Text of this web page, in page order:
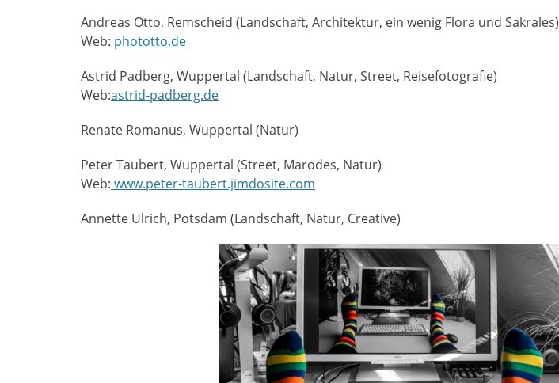
Andreas Otto, Remscheid (Landschaft, Architektur, ein wenig Flora und Sakrales)
Web: phototto.de
Astrid Padberg, Wuppertal (Landschaft, Natur, Street, Reisefotografie)
Web:astrid-padberg.de
Renate Romanus, Wuppertal (Natur)
Peter Taubert, Wuppertal (Street, Marodes, Natur)
Web: www.peter-taubert.jimdosite.com
Annette Ulrich, Potsdam (Landschaft, Natur, Creative)